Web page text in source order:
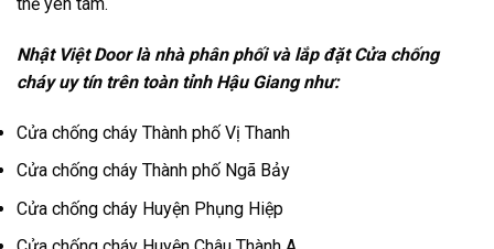
Nhật Việt Door là nhà phân phối và lắp đặt Cửa chống
cháy uy tín trên toàn tỉnh Hậu Giang như:
Cửa chống cháy Thành phố Vị Thanh
Cửa chống cháy Thành phố Ngã Bảy
Cửa chống cháy Huyện Phụng Hiệp